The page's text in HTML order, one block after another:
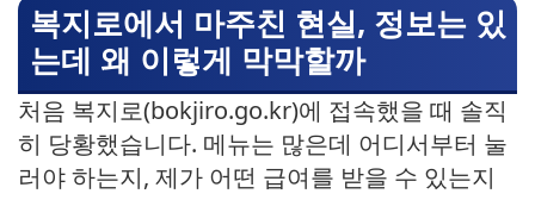
복지로에서 마주친 현실, 정보는 있
는데 왜 이렇게 막막할까
처음 복지로(bokjiro.go.kr)에 접속했을 때 솔직
히 당황했습니다. 메뉴는 많은데 어디서부터 눌
러야 하는지, 제가 어떤 급여를 받을 수 있는지